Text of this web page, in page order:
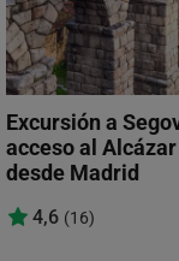
Excursión a
acceso al
desde Madrid
4,6 (16)